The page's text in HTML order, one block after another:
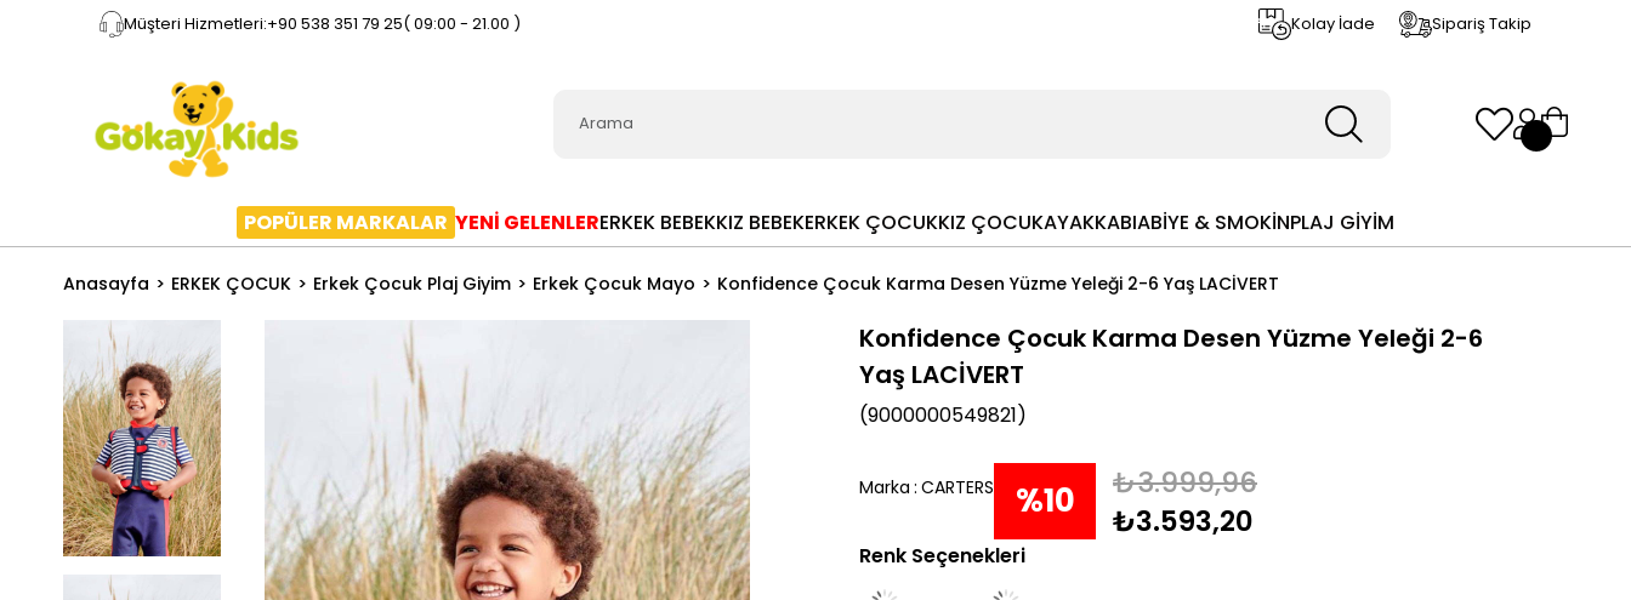
Müşteri Hizmetleri:+90 538 351 79 25( 09:00 - 21.00 ) Kolay İade Sipariş Takip
POPÜLER MARKALAR YENİ GELENLERERKEK BEBEKKIZ BEBEKERKEK ÇOCUKKIZ ÇOCUKAYAKKABIABİYE & SMOKİNPLAJ GİYİM
Anasayfa ERKEK ÇOCUK Erkek Çocuk Plaj Giyim Erkek Çocuk Mayo Konfidence Çocuk Karma Desen Yüzme Yeleği 2-6 Yaş LACİVERT
Konfidence Çocuk Karma Desen Yüzme Yeleği 2-6
Yaş LACİVERT
(9000000549821)
Marka : CARTERS %10
İndirim
₺3.999,96
₺3.593,20
Renk Seçenekleri